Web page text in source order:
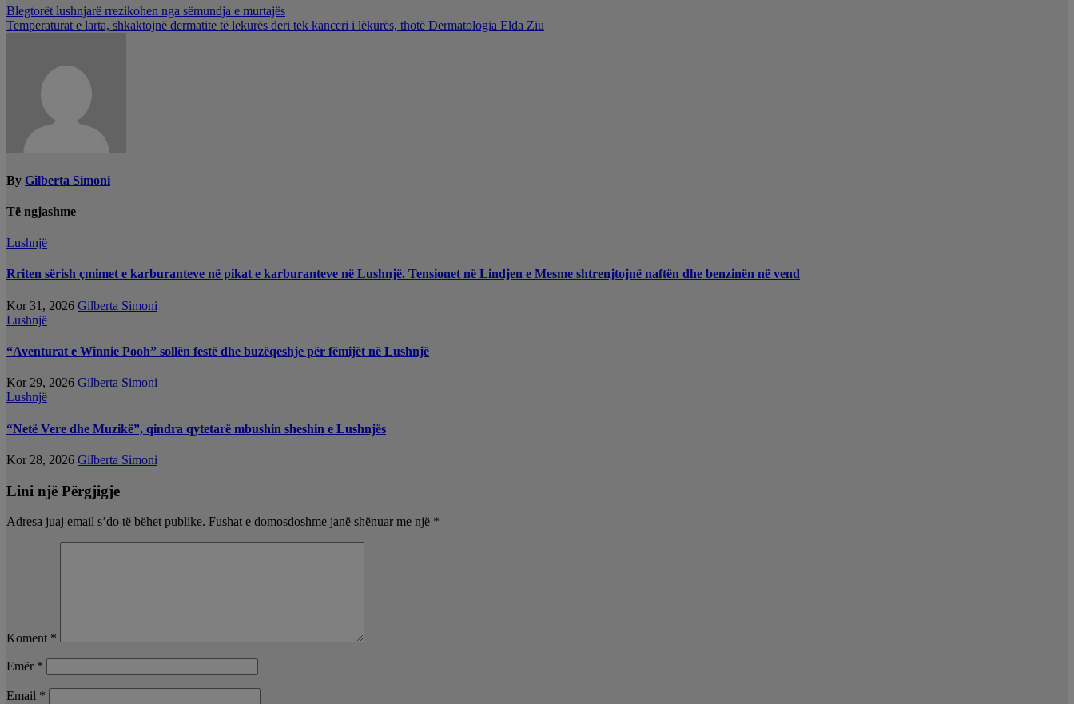
Lëvizje
te
Blegtorët lushnjarë rrezikohen nga sëmundja e murtajës
Temperaturat e larta, shkaktojnë dermatite të lekurës deri tek kanceri i lëkurës, thotë Dermatologia Elda Ziu
By Gilberta Simoni
Të ngjashme
Lushnjë
Rriten sërish çmimet e karburanteve në pikat e karburanteve në Lushnjë. Tensionet në Lindjen e Mesme shtrenjtojnë naftën dhe benzinën në vend
Kor 31, 2026 Gilberta Simoni
Lushnjë
“Aventurat e Winnie Pooh” sollën festë dhe buzëqeshje për fëmijët në Lushnjë
Kor 29, 2026 Gilberta Simoni
Lushnjë
“Netë Vere dhe Muzikë”, qindra qytetarë mbushin sheshin e Lushnjës
Kor 28, 2026 Gilberta Simoni
Lini një Përgjigje
Adresa juaj email s’do të bëhet publike. Fushat e domosdoshme janë shënuar me një *
Koment *
Emër *
Email *